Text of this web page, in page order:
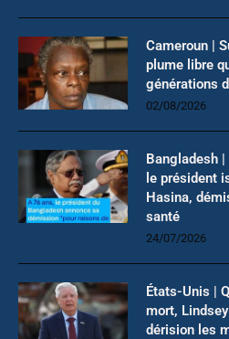
Cameroun |
plume libre
générations
02/08/2026
Bangladesh |
le président
Hasina,
santé
24/07/2026
États-Unis |
mort,
dérision les